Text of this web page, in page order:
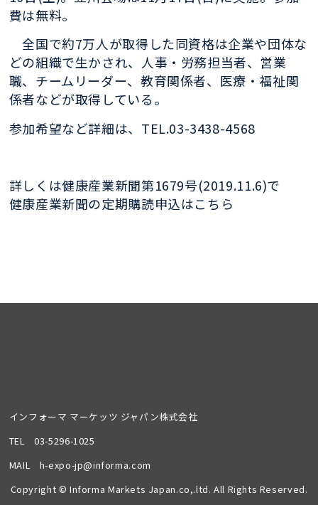
費は無料。
全国で約7万人が取得した同資格は企業や団体な
どの組織で生かされ、人事・労務担当者、営業
職、チームリーダー、教育関係者、医療・福祉関
係者などが取得している。
参加希望など詳細は、TEL.03-3438-4568
詳しくは健康産業新聞第1679号(2019.11.6)で
健康産業新聞の定期購読申込はこちら
インフォーマ マーケッツ ジャパン株式会社
TEL03-5296-1025
MAIL h-expo-jp@informa.com
Copyright © Informa Markets Japan.co,.ltd. All Rights Reserved.